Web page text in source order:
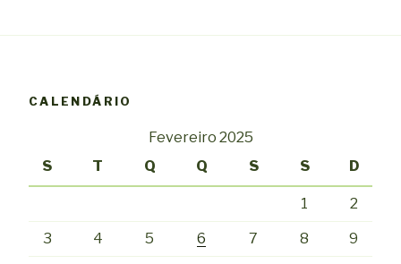
CALENDÁRIO
Fevereiro 2025
S
T Q Q S S D
1 2
3 4 5 6 7 8 9